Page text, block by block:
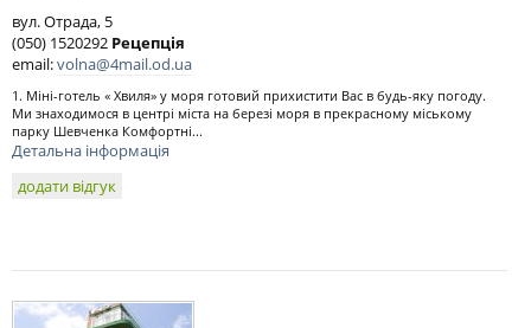
вул. Отрада, 5
(050) 1520292 Рецепція
email:volna@4mail.od.ua
1. Міні-готель « Хвиля» у моря готовий прихистити Вас в будь-яку погоду.
Ми знаходимося в центрі міста на березі моря в прекрасному міському
парку Шевченка Комфортні...
Детальна інформація
додати відгук